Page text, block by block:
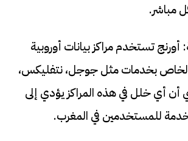
مباشر.
تستخدم مراكز بيانات أوروبية
بخدمات مثل جوجل، نتفليكس،
أي خلل في هذه المراكز يؤدي إلى
للمستخدمين في المغرب.